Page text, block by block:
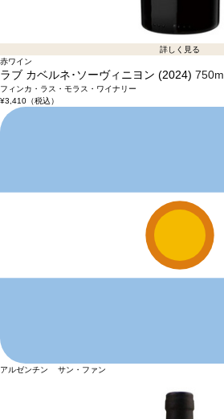
詳しく見る
赤ワイン
ラブ カベルネ･ソーヴィニヨン (2024) 750ml
フィンカ・ラス・モラス・ワイナリー
¥3,410（税込）
アルゼンチン サン・ファン